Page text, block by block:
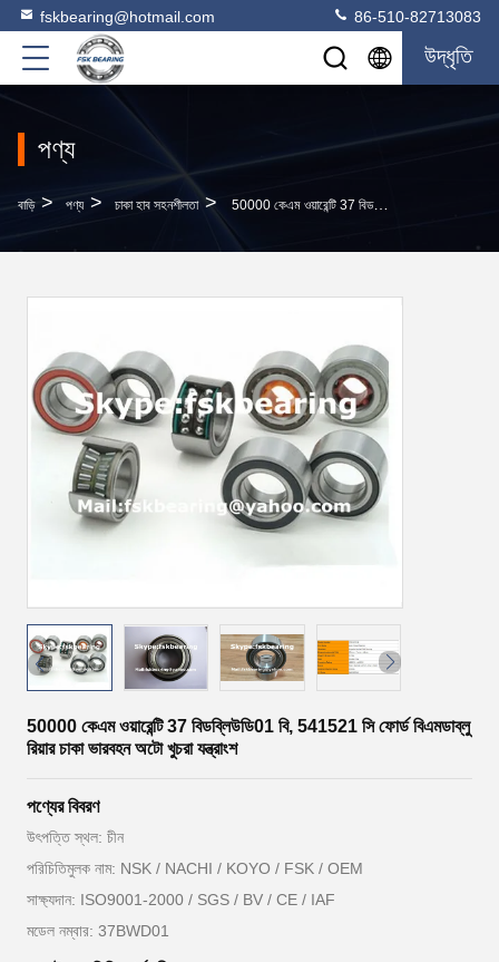
fskbearing@hotmail.com 86-510-82713083
উদ্ধৃতি
পণ্য
বাড়ি > পণ্য > চাকা হাব সহনশীলতা > 50000 কেএম ওয়ারেন্টি 37 বিডব্লিউডি01 বি, 541521 সি ফোর্ড বিএমডাব্লু রিয়ার চাকা ভারবহন অটো খুচরা যন্ত্রাংশ
50000 কেএম ওয়ারেন্টি 37 বিডব্লিউডি01 বি, 541521 সি ফোর্ড বিএমডাব্লু
রিয়ার চাকা ভারবহন অটো খুচরা যন্ত্রাংশ
পণ্যের বিবরণ
উৎপত্তি স্থল: চীন
পরিচিতিমুলক নাম: NSK / NACHI / KOYO / FSK / OEM
সাক্ষ্যদান: ISO9001-2000 / SGS / BV / CE / IAF
মডেল নম্বার: 37BWD01